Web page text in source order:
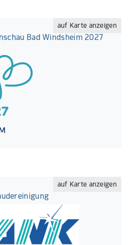
auf Karte anzeigen
Bad Windsheim 2027
auf Karte anzeigen